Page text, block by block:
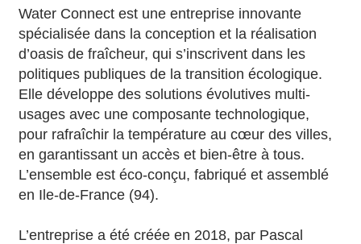
Water Connect est une entreprise innovante
spécialisée dans la conception et la réalisation
d’oasis de fraîcheur, qui s’inscrivent dans les
politiques publiques de la transition écologique.
Elle développe des solutions évolutives multi-
usages avec une composante technologique,
pour rafraîchir la température au cœur des villes,
en garantissant un accès et bien-être à tous.
L’ensemble est éco-conçu, fabriqué et assemblé
en Ile-de-France (94).
L’entreprise a été créée en 2018, par Pascal